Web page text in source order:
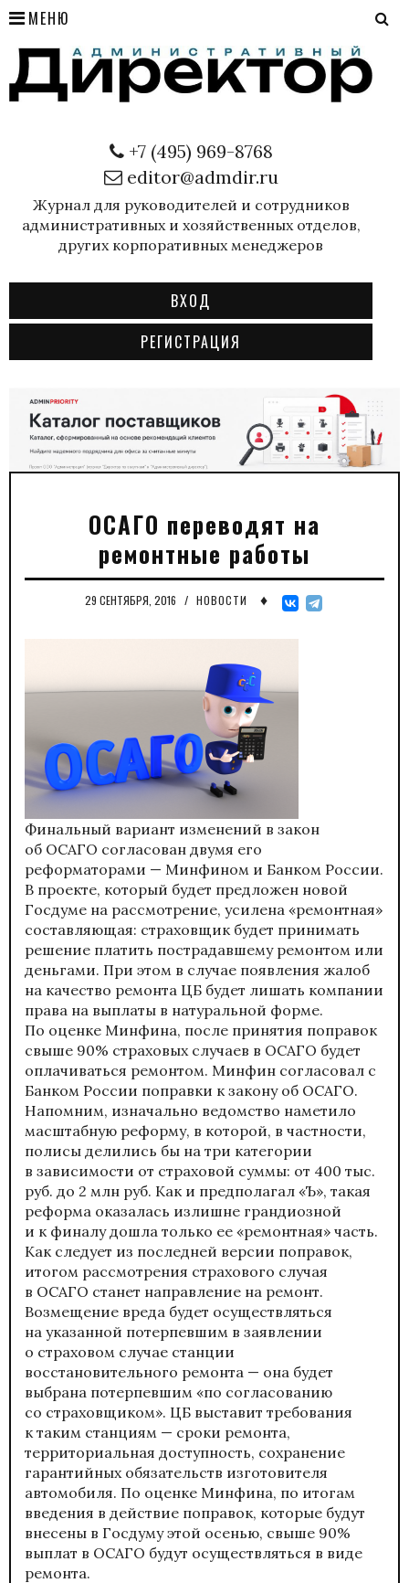
МЕНЮ
+7 (495) 969-8768
editor@admdir.ru
Журнал для руководителей и сотрудников
административных и хозяйственных отделов,
других корпоративных менеджеров
ВХОД
РЕГИСТРАЦИЯ
ОСАГО переводят на
ремонтные работы
29 СЕНТЯБРЯ, 2016 / НОВОСТИ ♦
Финальный вариант изменений в закон
об ОСАГО согласован двумя его
реформаторами — Минфином и Банком России.
В проекте, который будет предложен новой
Госдуме на рассмотрение, усилена «ремонтная»
составляющая: страховщик будет принимать
решение платить пострадавшему ремонтом или
деньгами. При этом в случае появления жалоб
на качество ремонта ЦБ будет лишать компании
права на выплаты в натуральной форме.
По оценке Минфина, после принятия поправок
свыше 90% страховых случаев в ОСАГО будет
оплачиваться ремонтом. Минфин согласовал с
Банком России поправки к закону об ОСАГО.
Напомним, изначально ведомство наметило
масштабную реформу, в которой, в частности,
полисы делились бы на три категории
в зависимости от страховой суммы: от 400 тыс.
руб. до 2 млн руб. Как и предполагал «Ъ», такая
реформа оказалась излишне грандиозной
и к финалу дошла только ее «ремонтная» часть.
Как следует из последней версии поправок,
итогом рассмотрения страхового случая
в ОСАГО станет направление на ремонт.
Возмещение вреда будет осуществляться
на указанной потерпевшим в заявлении
о страховом случае станции
восстановительного ремонта — она будет
выбрана потерпевшим «по согласованию
со страховщиком». ЦБ выставит требования
к таким станциям — сроки ремонта,
территориальная доступность, сохранение
гарантийных обязательств изготовителя
автомобиля. По оценке Минфина, по итогам
введения в действие поправок, которые будут
внесены в Госдуму этой осенью, свыше 90%
выплат в ОСАГО будут осуществляться в виде
ремонта.